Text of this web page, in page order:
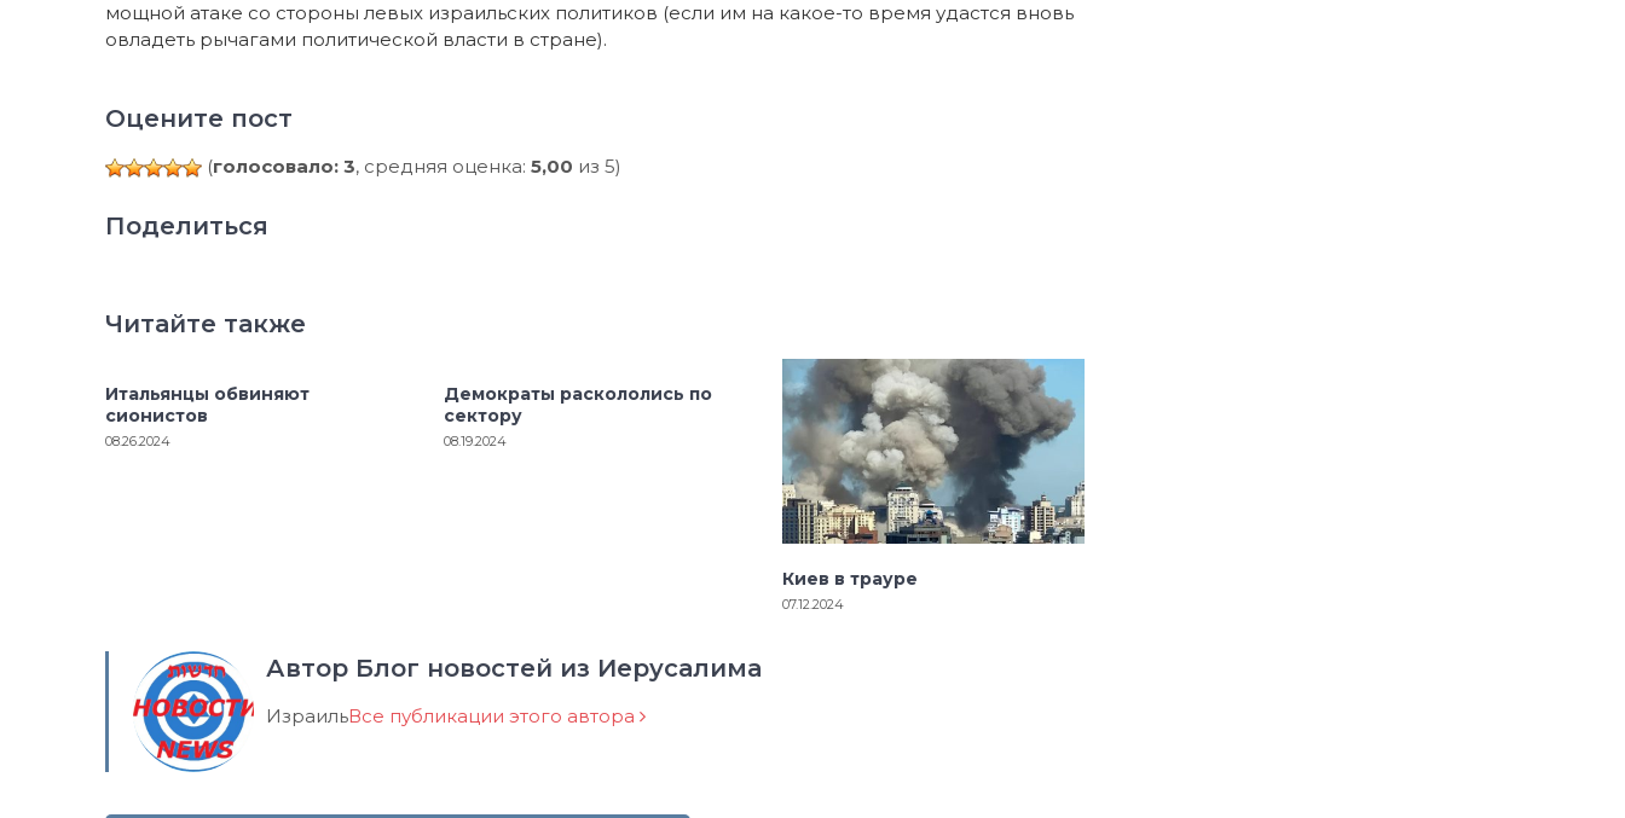
мощной атаке со стороны левых израильских политиков (если им на какое-то время удастся вновь
овладеть рычагами политической власти в стране).
Оцените пост
(голосовало: 3, средняя оценка: 5,00 из 5)
Поделиться
Читайте также
Итальянцы обвиняют
сионистов
08.26.2024
Демократы раскололись по
сектору
08.19.2024
Киев в трауре
07.12.2024
Автор Блог новостей из Иерусалима
ИзраильВсе публикации этого автора